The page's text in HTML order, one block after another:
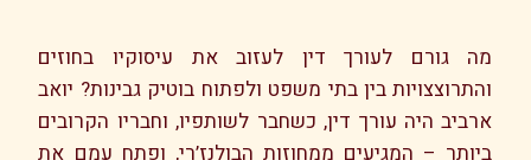
מה גורם לעורך דין לעזוב את עיסוקיו בחוזים
והתרוצצויות בין בתי משפט ולפתוח בוטיק גבינות? יואב
ארביב היה עורך דין, כשחבר לשותפיו, וחבריו הקרובים
ביותר – המגיעים ממחוזות הבולנז’רי, ופתח עמם את